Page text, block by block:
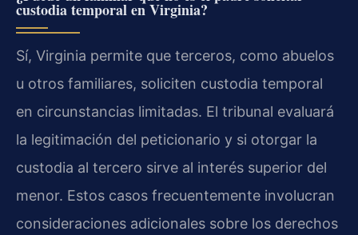
custodia temporal en Virginia?
Sí, Virginia permite que terceros, como abuelos
u otros familiares, soliciten custodia temporal
en circunstancias limitadas. El tribunal evaluará
la legitimación del peticionario y si otorgar la
custodia al tercero sirve al interés superior del
menor. Estos casos frecuentemente involucran
consideraciones adicionales sobre los derechos